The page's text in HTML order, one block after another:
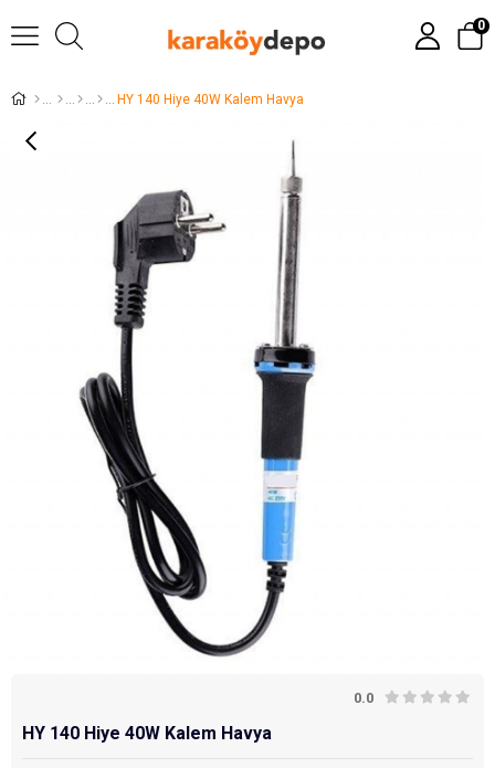
0
HY 140 Hiye 40W Kalem Havya
0.0
HY 140 Hiye 40W Kalem Havya